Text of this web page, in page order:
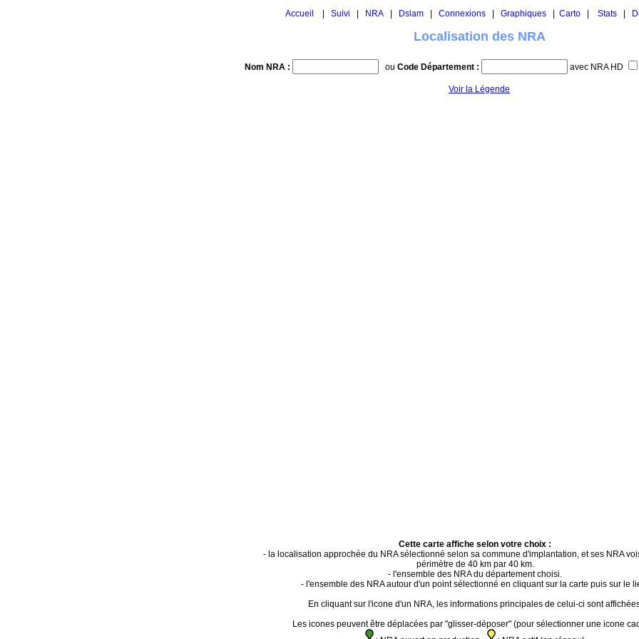
Accueil Suivi NRA Dslam Connexions Graphiques Carto Stats
Localisation des NRA
Nom NRA : ou Code Département : avec NRA HD
Voir la Légende
Cette carte affiche selon votre choix :
- la localisation approchée du NRA sélectionné selon sa commune d'implantation, et ses NRA
périmètre de 40 km par 40 km.
- l'ensemble des NRA du département choisi.
- l'ensemble des NRA autour d'un point sélectionné en cliquant sur la carte puis sur le
En cliquant sur l'icone d'un NRA, les informations principales de celui-ci sont
Les icones peuvent être déplacées par "glisser-déposer" (pour sélectionner une icone